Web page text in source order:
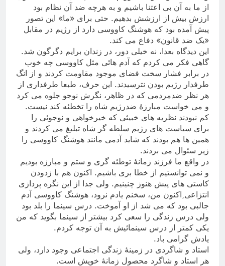
از ما به آن بی اعتنا باشیم و به هرچه ضد آن نظام بود
ارزش بیش از ارزشش بدهیم. حتی برای «ما» این تصور
پیش آمده بود که هوشنگ کاووسی دارد از رژیم در مقابل
«یک ضد قانون» دفاع می کند.
این دیدگاه بعدا، نه خیلی دور، در زندان برایم دگرگون شد.
گاهی فکر می کردم که آدم هائی مثل کاووسی چه خوب
در برابر فشار سخت فضای موجود مقاومت کردند و از انگ
طرفدار رژیم بودن نترسیدند. این حرف، طبعا طرفداری از
هر نظر ضدمردمی که در ظاهر، نگرش نوجو جلوه می کرد
و می خواست مبارزۀ ضدرژیم شاه را تخطئه کند نیست.
کم نبودند نظریه های خبیثی که خیرخواهی و نوجوئی را
برای سیاست های رژیم سلطه گر شاه تبلیغ می کردند و
همین ها هم بودند که شاید آدمی مانند هوشنگ کاووسی را
زیر سئوال می بردند.
در واقع ما فرزند زمانۀ توطئه گری و ستم و مبارزه بودیم
و نمی توانستیم از خطا بری باشیم. اکنون هم با زدودن
کاستی های پیش هنوز چنینیم. ولی جدا از این نگره پردازی
انتزاعی ِاکنون من، سخنم یادم نرود، هوشنگ کاووسی آدم
جالبی بود که می شد از او آموخت. درس سینما را بلد بود
ولی درس زندگی را سعی کرد بیشتر از سینما بگوید که من
یکی کمتر از درس سینمائیش به آن توجه کردم.
یادش گرامی باد.
استاد و شاگردی در زمینۀ زندگی اجتماعی وجود دارد، ولی
هر استاد و شاگرد محصول زمانۀ خویش است.